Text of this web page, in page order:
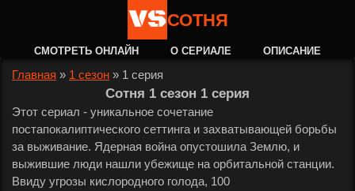
СОТНЯ
СМОТРЕТЬ ОНЛАЙН О СЕРИАЛЕ ОПИСАНИЕ
Главная » 1 сезон » 1 серия
Сотня 1 сезон 1 серия
Этот сериал - уникальное сочетание
постапокалиптического сеттинга и захватывающей борьбы
за выживание. Ядерная война опустошила Землю, и
выжившие люди нашли убежище на орбитальной станции.
Ввиду угрозы кислородного голода, 100